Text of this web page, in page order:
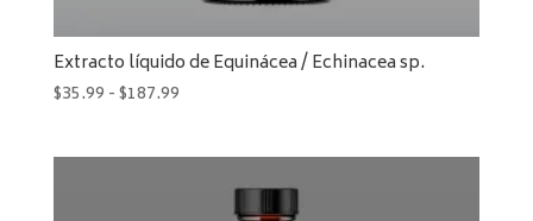
Extracto líquido de Equinácea / Echinacea sp.
$35.99 -$187.99Rango